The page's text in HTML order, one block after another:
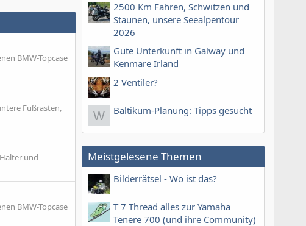
BMW-Topcase
Fußrasten,
und
BMW-Topcase
2500 Km Fahren, Schwitzen und
Staunen, unsere Seealpentour
2026
Gute Unterkunft in Galway und
Kenmare Irland
2 Ventiler?
W Baltikum-Planung: Tipps gesucht
Meistgelesene Themen
Bilderrätsel - Wo ist das?
T 7 Thread alles zur Yamaha
Tenere 700 (und ihre Community)